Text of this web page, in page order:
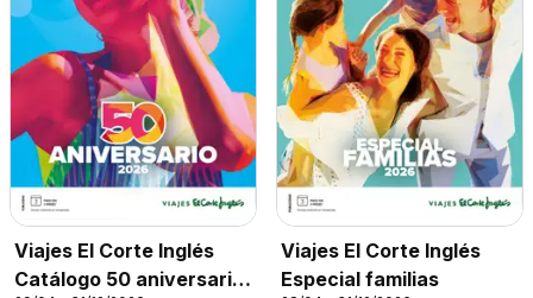
Viajes El Corte Inglés
Catálogo 50 aniversario
Viajes El Corte Inglés
Especial familias